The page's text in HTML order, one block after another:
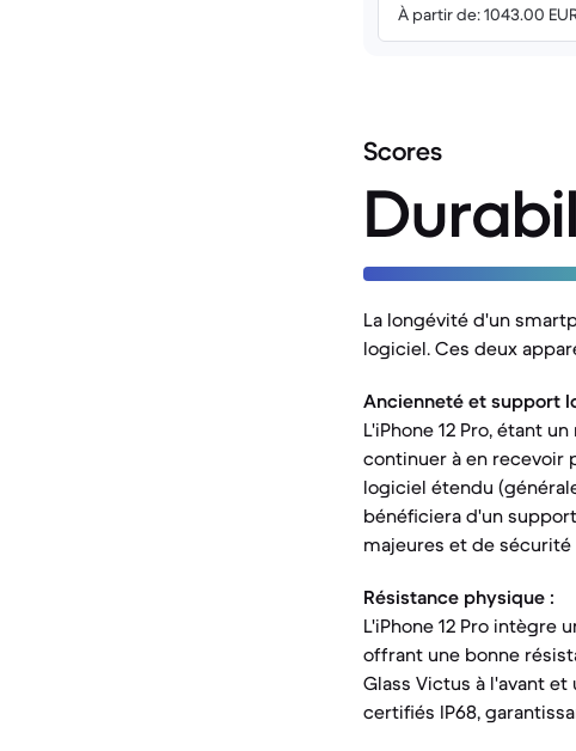
À partir de: 1043.00
Scores
La longévité d'un
logiciel. Ces deux
Ancienneté et support
L'iPhone 12 Pro, étant
continuer à en recevoir
logiciel étendu
bénéficiera d'un
majeures et de
Résistance physique :
L'iPhone 12 Pro intègre
offrant une bonne
Glass Victus à l'avant
certifiés IP68,